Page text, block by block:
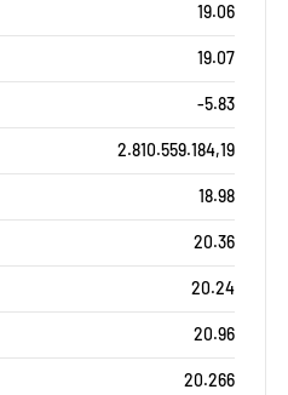
19.06
19.07
-5.83
2.810.559.184,19
18.98
20.36
20.24
20.96
20.266